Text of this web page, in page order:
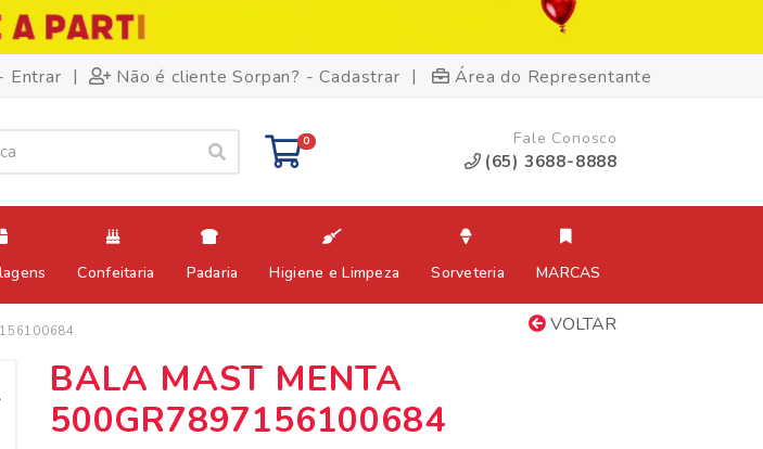
Entrar | Não é cliente Sorpan? - Cadastrar | Área do Representante
0 Fale Conosco
(65) 3688-8888
Confeitaria Padaria Higiene e Limpeza Sorveteria MARCAS
VOLTAR
BALA MAST MENTA
500GR7897156100684